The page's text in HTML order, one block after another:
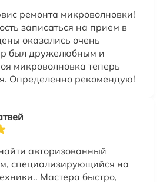
ремонта микроволновки!
записаться на прием в
оказались очень
был дружелюбным и
микроволновка теперь
Определенно рекомендую!
авторизованный
специализирующийся на
Мастера быстро,